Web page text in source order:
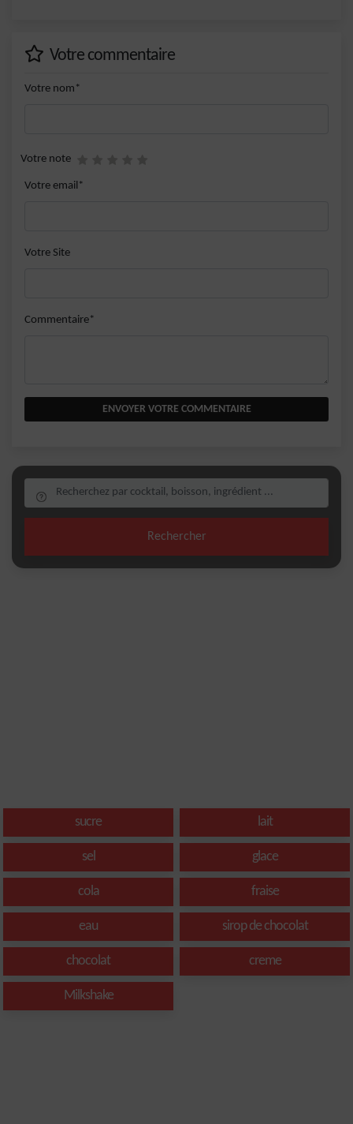
Votre commentaire
Votre nom*
Votre note
Votre email*
Votre Site
Commentaire*
ENVOYER VOTRE COMMENTAIRE
Rechercher
sucre lait
sel glace
cola fraise
eau sirop de chocolat
chocolat creme
Milkshake